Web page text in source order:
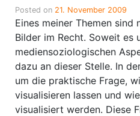
Posted on 21. November 2009
Eines meiner Themen sind
Bilder im Recht. Soweit es
mediensoziologischen
dazu an dieser Stelle. In
um die praktische Frage,
visualisieren lassen und
visualisiert werden. Diese